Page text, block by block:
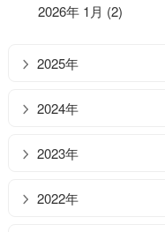
2026年 1月 (2)
2025年
2024年
2023年
2022年